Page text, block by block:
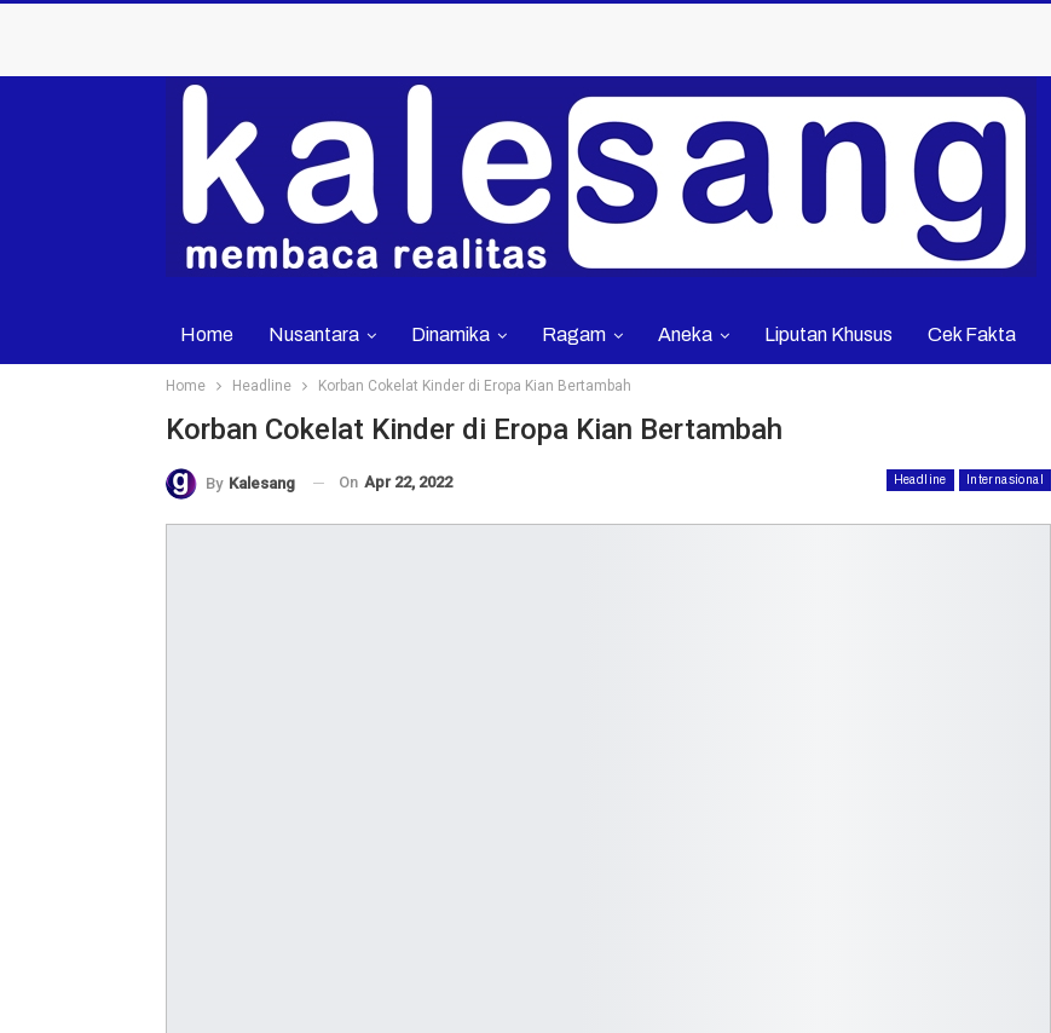
Home Nusantara Dinamika Ragam Aneka Liputan Khusus Cek Fakta
Home Headline Korban Cokelat Kinder di Eropa Kian Bertambah
Korban Cokelat Kinder di Eropa Kian Bertambah
Headline Internasional
By Kalesang On Apr 22, 2022